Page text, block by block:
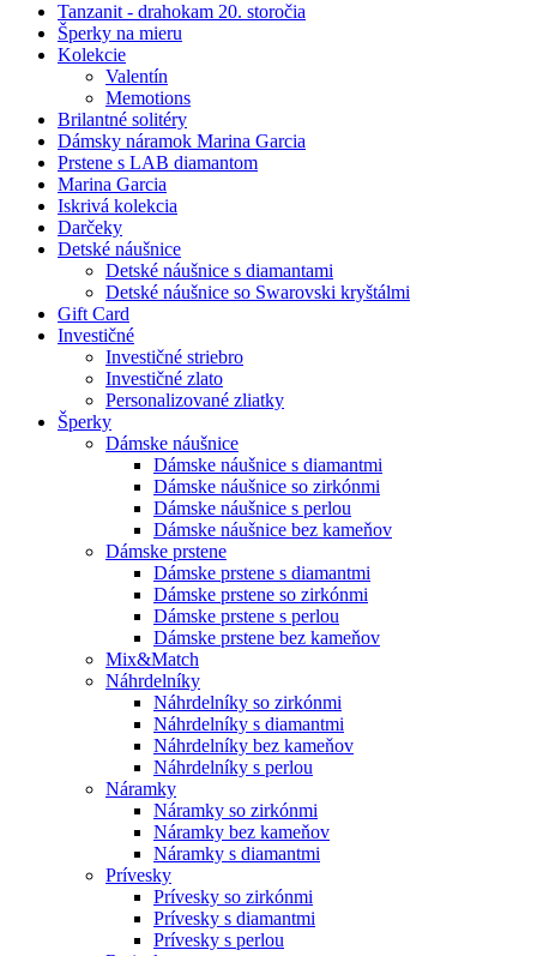
Tanzanit - drahokam 20. storočia
Šperky na mieru
Kolekcie
Valentín
Memotions
Brilantné solitéry
Dámsky náramok Marina Garcia
Prstene s LAB diamantom
Marina Garcia
Iskrivá kolekcia
Darčeky
Detské náušnice
Detské náušnice s diamantami
Detské náušnice so Swarovski kryštálmi
Gift Card
Investičné
Investičné striebro
Investičné zlato
Personalizované zliatky
Šperky
Dámske náušnice
Dámske náušnice s diamantmi
Dámske náušnice so zirkónmi
Dámske náušnice s perlou
Dámske náušnice bez kameňov
Dámske prstene
Dámske prstene s diamantmi
Dámske prstene so zirkónmi
Dámske prstene s perlou
Dámske prstene bez kameňov
Mix&Match
Náhrdelníky
Náhrdelníky so zirkónmi
Náhrdelníky s diamantmi
Náhrdelníky bez kameňov
Náhrdelníky s perlou
Náramky
Náramky so zirkónmi
Náramky bez kameňov
Náramky s diamantmi
Prívesky
Prívesky so zirkónmi
Prívesky s diamantmi
Prívesky s perlou